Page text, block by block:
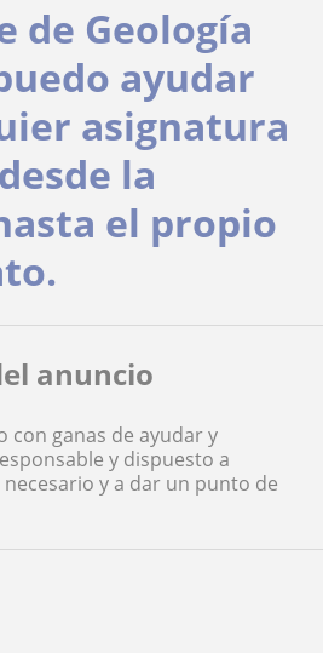
de Geología
ayudar
asignatura
la
el propio
anuncio
ganas de ayudar y
y dispuesto a
y a dar un punto de